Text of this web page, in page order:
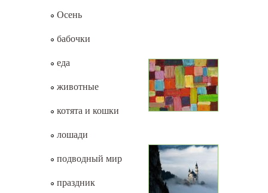
Осень
бабочки
еда
животные
котята и кошки
лошади
подводный мир
праздник